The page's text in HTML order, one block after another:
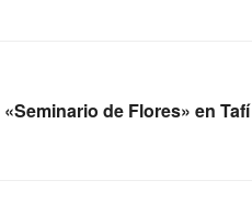
de Flores» en Tafí